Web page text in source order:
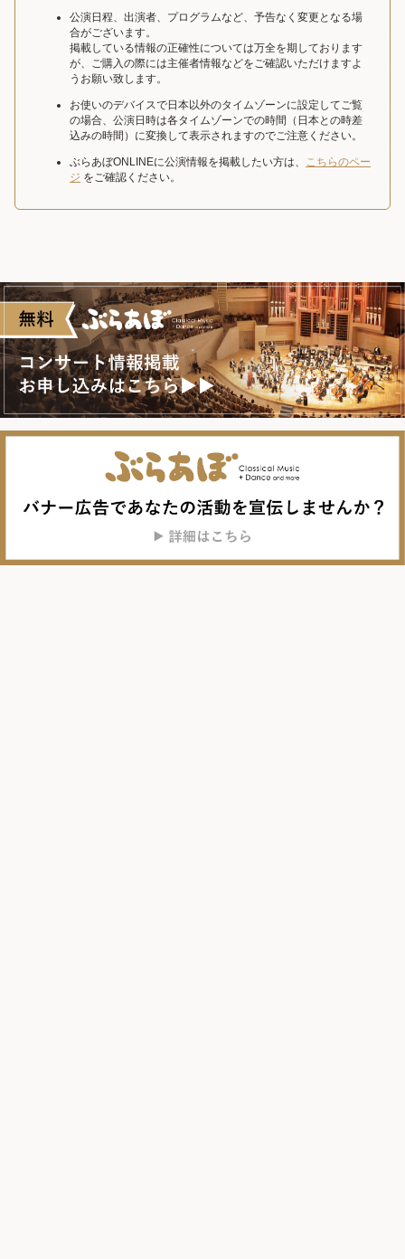
公演日程、出演者、プログラムなど、予告なく変更となる場
合がございます。
掲載している情報の正確性については万全を期しております
が、ご購入の際には主催者情報などをご確認いただけますよ
うお願い致します。
お使いのデバイスで日本以外のタイムゾーンに設定してご覧
の場合、公演日時は各タイムゾーンでの時間（日本との時差
込みの時間）に変換して表示されますのでご注意ください。
ぶらあぼONLINEに公演情報を掲載したい方は、 こちらのペー
ジ をご確認ください。